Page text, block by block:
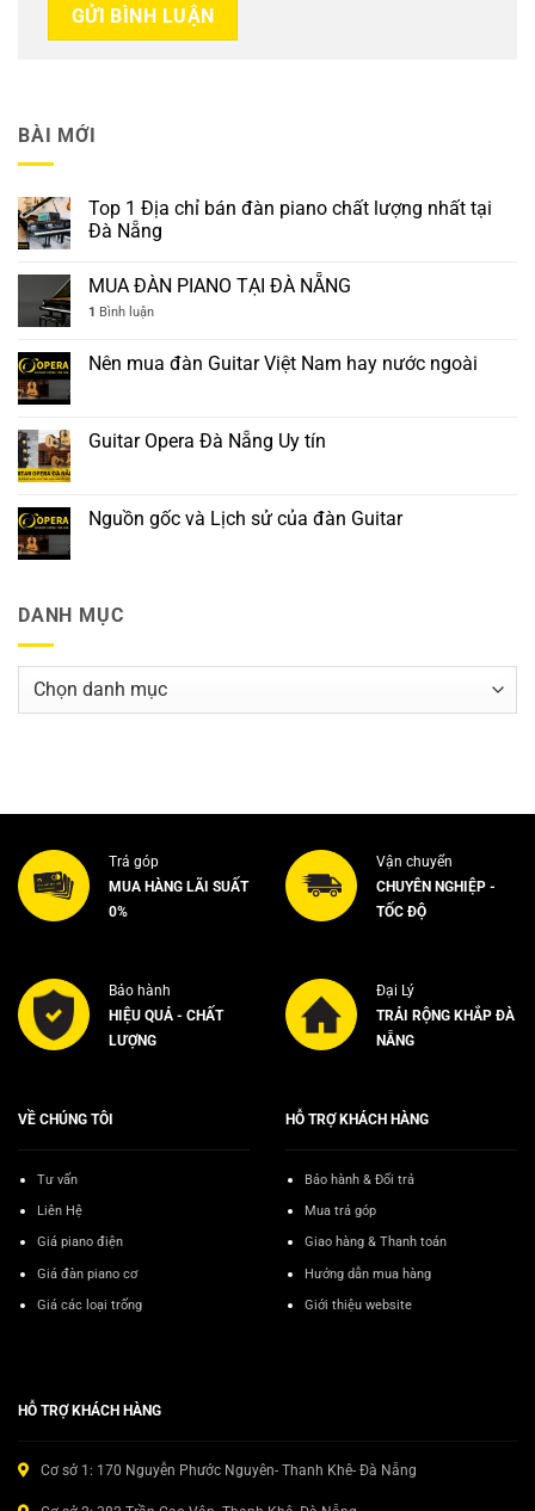
BÀI MỚI
Top 1 Địa chỉ bán đàn piano chất lượng nhất tại
Đà Nẵng
MUA ĐÀN PIANO TẠI ĐÀ NẴNG
1 Bình luận
Nên mua đàn Guitar Việt Nam hay nước ngoài
Guitar Opera Đà Nẵng Uy tín
Nguồn gốc và Lịch sử của đàn Guitar
DANH MỤC
Danh
Trả góp
MUA HÀNG LÃI SUẤT
0%
Vận chuyển
CHUYÊN NGHIỆP -
TỐC ĐỘ
Bảo hành
HIỆU QUẢ - CHẤT
LƯỢNG
Đại Lý
TRẢI RỘNG KHẮP ĐÀ
NẴNG
VỀ CHÚNG TÔI
Tư vấn
Liên Hệ
Giá piano điện
Giá đàn piano cơ
Giá các loại trống
HỖ TRỢ KHÁCH HÀNG
Bảo hành & Đổi trả
Mua trả góp
Giao hàng & Thanh toán
Hướng dẫn mua hàng
Giới thiệu website
HỖ TRỢ KHÁCH HÀNG
Cơ sở 1: 170 Nguyễn Phước Nguyên- Thanh Khê- Đà Nẵng